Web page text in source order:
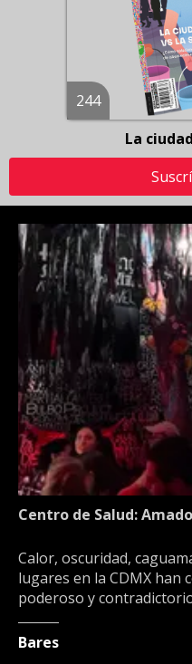
244
La
Centro de Salud:
Calor, oscuridad,
lugares en la CDMX
poderoso y
Bares